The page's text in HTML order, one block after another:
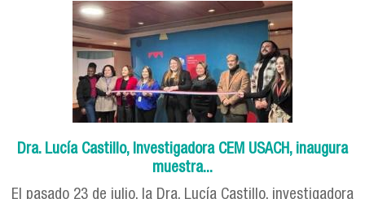
Dra. Lucía Castillo, Investigadora CEM USACH, inaugura
muestra...
El pasado 23 de julio, la Dra. Lucía Castillo, investigadora